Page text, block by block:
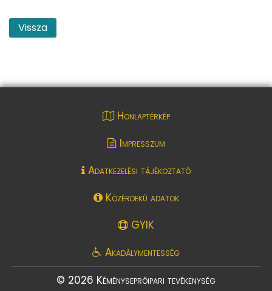
Vissza
Honlaptérkép
Impresszum
Adatkezelési tájékoztató
Közérdekű adatok
GYIK
Akadálymentesség
© 2026 Kéményseprőipari tevékenység